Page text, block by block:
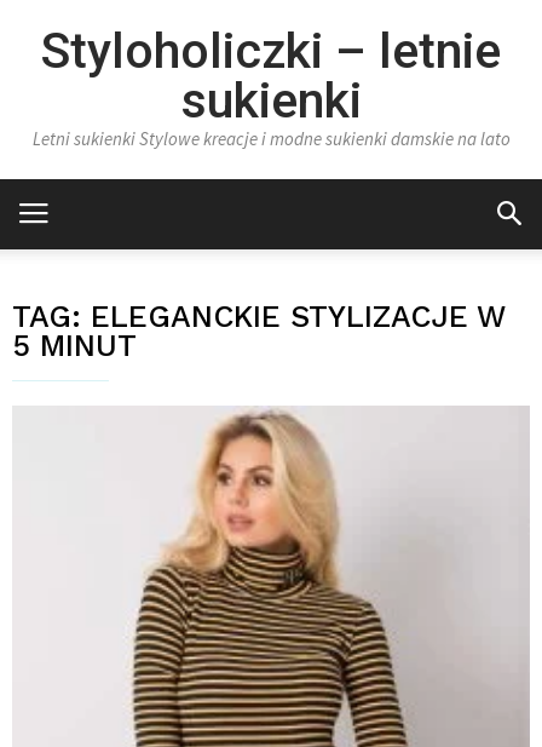
Styloholiczki – letnie
sukienki
Letni sukienki Stylowe kreacje i modne sukienki damskie na lato
TAG: ELEGANCKIE STYLIZACJE W
5 MINUT